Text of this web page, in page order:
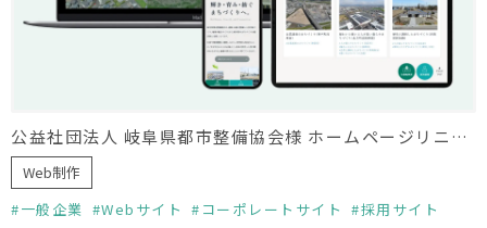
公益社団法人 岐阜県都市整備協会様 ホームページリニューアル
Web制作
一般企業
Webサイト コーポレートサイト
採用サイト